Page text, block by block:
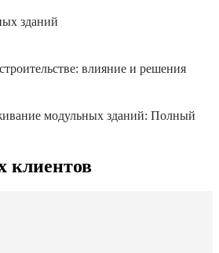
зданий
влияние и решения
модульных зданий: Полный